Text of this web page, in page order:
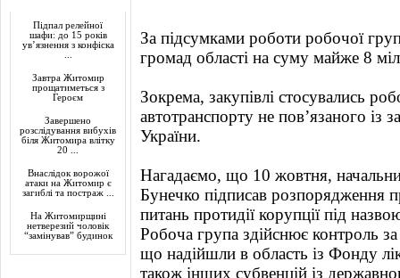
Підпал релейної
шафи: до 15 років
ув’язнення з конфіска
Завтра Житомир
прощатиметься з
Героєм
Завершено
розслідування вибухів
біля Житомира влітку
20 ...
Внаслідок ворожої
атаки на Житомир є
загиблі та постраж ...
На Житомирщині
нетверезий чоловік
“замінував” будинок
За підсумками роботи робочої
громад області на суму майже 8
Зокрема, закупівлі стосувались
автотранспорту не пов’язаного
України.
Нагадаємо, що 10 жовтня,
Бунечко підписав розпорядження
питань протидії корупції під
Робоча група здійснює контроль
що надійшли в область із Фонду
також інших субвенцій із